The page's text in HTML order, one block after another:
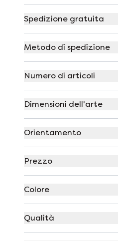
Spedizione gratuita
Metodo di spedizione
Numero di articoli
Dimensioni dell'arte
Orientamento
Prezzo
Colore
Qualità